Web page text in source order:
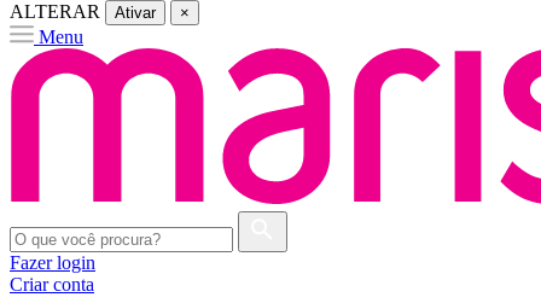
ALTERAR
Ativar ×
Menu
Fazer login
Criar conta